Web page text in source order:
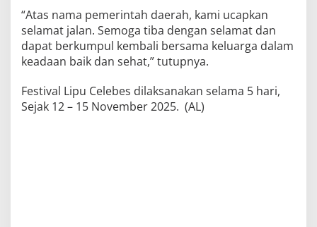
“Atas nama pemerintah daerah, kami ucapkan
selamat jalan. Semoga tiba dengan selamat dan
dapat berkumpul kembali bersama keluarga dalam
keadaan baik dan sehat,” tutupnya.
Festival Lipu Celebes dilaksanakan selama 5 hari,
Sejak 12 – 15 November 2025. (AL)